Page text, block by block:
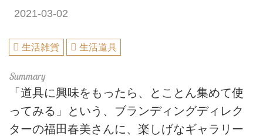
2021-03-02
生活雑貨 生活道具
「道具に興味をもったら、とことん集めて使
ってみる」という、ブランディングディレク
ターの福田春美さんに、楽しげなギャラリー